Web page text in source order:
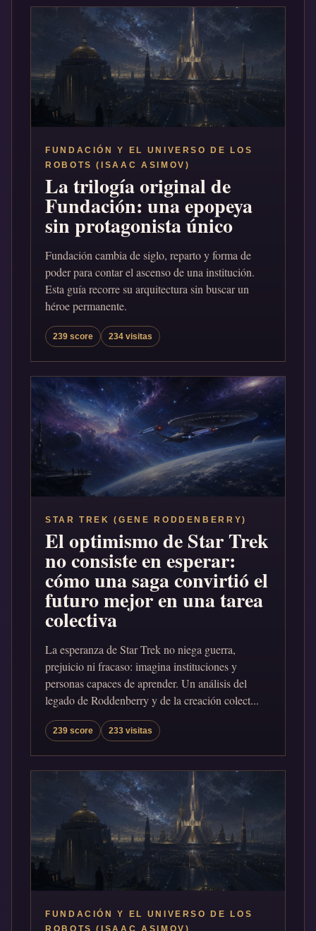
FUNDACIÓN Y EL UNIVERSO DE LOS
ROBOTS (ISAAC ASIMOV)
La trilogía original de
Fundación: una epopeya
sin protagonista único
Fundación cambia de siglo, reparto y forma de
poder para contar el ascenso de una institución.
Esta guía recorre su arquitectura sin buscar un
héroe permanente.
239 score 234 visitas
STAR TREK (GENE RODDENBERRY)
El optimismo de Star Trek
no consiste en esperar:
cómo una saga convirtió el
futuro mejor en una tarea
colectiva
La esperanza de Star Trek no niega guerra,
prejuicio ni fracaso: imagina instituciones y
personas capaces de aprender. Un análisis del
legado de Roddenberry y de la creación colect...
239 score 233 visitas
FUNDACIÓN Y EL UNIVERSO DE LOS
ROBOTS (ISAAC ASIMOV)